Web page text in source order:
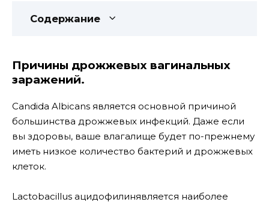
Содержание
Причины дрожжевых вaгинальных
заражений.
Candida Albicans является основной причиной
большинства дрожжевых инфекций. Даже если
вы здоровы, ваше влагалище будет по-прежнему
иметь низкое количество бактерий и дрожжевых
клеток.
Lactobacillus ацидофилинявляется наиболее